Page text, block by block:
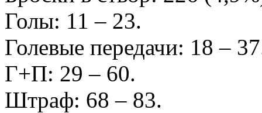
Голы: 11 – 23.
Голевые передачи: 18 –
Г+П: 29 – 60.
Штраф: 68 – 83.